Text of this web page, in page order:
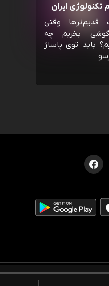
ایران
وقتی
بخریم چه
باید توی پاساژ